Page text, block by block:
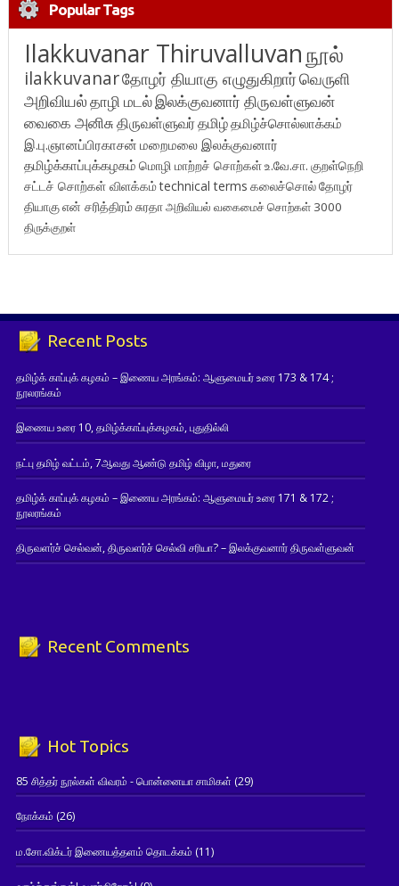
Popular Tags
Ilakkuvanar Thiruvalluvanநூல்
ilakkuvanarதோழர் தியாகு எழுதுகிறார்வெருளி
அறிவியல்தாழி மடல்இலக்குவனார் திருவள்ளுவன்
வைகை அனிசுதிருவள்ளுவர்தமிழ்தமிழ்ச்சொல்லாக்கம்
இ.பு.ஞானப்பிரகாசன் மறைமலை இலக்குவனார்
தமிழ்க்காப்புக்கழகம் மொழி மாற்றச் சொற்கள்உ.வே.சா. குறள்நெறி
சட்டச் சொற்கள் விளக்கம்technical terms கலைச்சொல்தோழர்
தியாகுஎன் சரித்திரம்சுரதாஅறிவியல் வகைமைச் சொற்கள் 3000
திருக்குறள்
Recent Posts
தமிழ்க் காப்புக் கழகம் – இணைய அரங்கம்: ஆளுமையர் உரை 173 & 174 ;
நூலரங்கம்
இணைய உரை 10, தமிழ்க்காப்புக்கழகம், புதுதில்லி
நட்பு தமிழ் வட்டம், 7ஆவது ஆண்டு தமிழ் விழா, மதுரை
தமிழ்க் காப்புக் கழகம் – இணைய அரங்கம்: ஆளுமையர் உரை 171 & 172 ;
நூலரங்கம்
திருவளர்ச் செல்வன், திருவளர்ச் செல்வி சரியா? – இலக்குவனார் திருவள்ளுவன்
Recent Comments
Hot Topics
85 சித்தர் நூல்கள் விவரம் - பொன்னையா சாமிகள் (29)
நோக்கம் (26)
ம.சோ.விக்டர் இணையத்தளம் தொடக்கம் (11)